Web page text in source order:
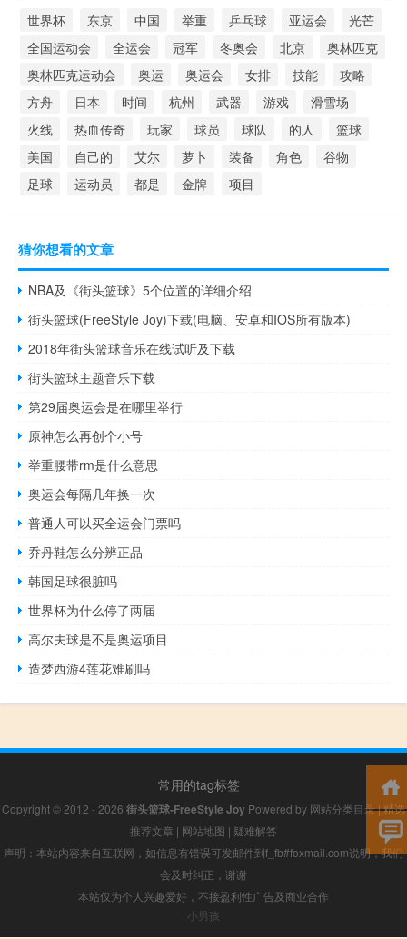
世界杯 东京 中国 举重 乒乓球 亚运会
光芒
全国运动会
全运会 冠军 冬奥会 北京
奥林匹克
奥林匹克运动会
奥运 奥运会 女排 技能
攻略
方舟
日本 时间 杭州 武器 游戏
滑雪场
火线
热血传奇 玩家 球员 球队 的人
篮球
美国
自己的 艾尔 萝卜 装备 角色
谷物
足球
运动员 都是 金牌 项目
猜你想看的文章
NBA及《街头篮球》5个位置的详细介绍
街头篮球(FreeStyle Joy)下载(电脑、安卓和IOS所有版本)
2018年街头篮球音乐在线试听及下载
街头篮球主题音乐下载
第29届奥运会是在哪里举行
原神怎么再创个小号
举重腰带rm是什么意思
奥运会每隔几年换一次
普通人可以买全运会门票吗
乔丹鞋怎么分辨正品
韩国足球很脏吗
世界杯为什么停了两届
高尔夫球是不是奥运项目
造梦西游4莲花难刷吗
常用的tag标签
Copyright © 2012 - 2026 街头篮球-FreeStyle Joy Powered by 网站分类目录|精选
推荐文章 | 网站地图 | 疑难解答
声明：本站内容来自互联网，如信息有错误可发邮件到f_fb#foxmail.com说明，我们
会及时纠正，谢谢
本站仅为个人兴趣爱好，不接盈利性广告及商业合作
小男孩